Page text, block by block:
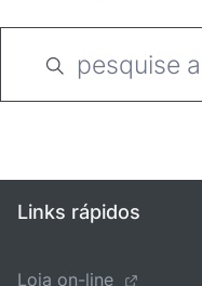
Links rápidos
Loja on-line